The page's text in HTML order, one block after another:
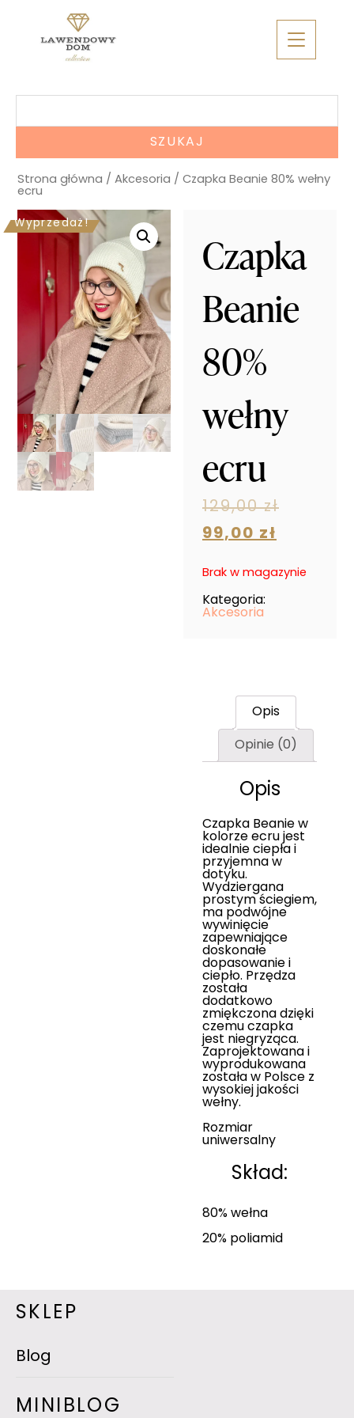
Strona główna /Akcesoria / Czapka Beanie 80% wełny
ecru
Wyprzedaż!
Czapka
Beanie
80%
wełny
ecru
129,00zł
99,00 zł
Brak w magazynie
Kategoria:
Akcesoria
Opis
Opinie (0)
Opis
Czapka Beanie w
kolorze ecru jest
idealnie ciepła i
przyjemna w
dotyku.
Wydziergana
prostym ściegiem,
ma podwójne
wywinięcie
zapewniające
doskonałe
dopasowanie i
ciepło. Przędza
została
dodatkowo
zmiękczona dzięki
czemu czapka
jest niegryząca.
Zaprojektowana i
wyprodukowana
została w Polsce z
wysokiej jakości
wełny.
Rozmiar
uniwersalny
Skład:
80% wełna
20% poliamid
SKLEP
Blog
MINIBLOG